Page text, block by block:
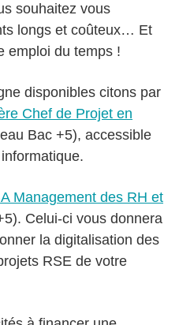
souhaitez vous
longs et coûteux… Et
emploi du temps !
disponibles citons par
Chef de Projet en
Bac +5), accessible
Management des RH et
Celui-ci vous donnera
la digitalisation des
RSE de votre